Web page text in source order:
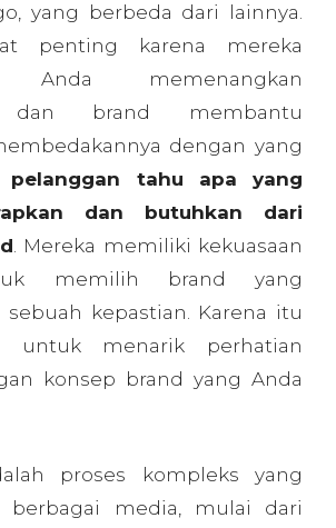
yang berbeda dari lainnya.
penting karena mereka
Anda memenangkan
dan brand membantu
dengan yang
pelanggan tahu apa yang
dan butuhkan dari
. Mereka memiliki kekuasaan
memilih brand yang
kepastian. Karena itu
untuk menarik perhatian
konsep brand yang Anda
proses kompleks yang
berbagai media, mulai dari